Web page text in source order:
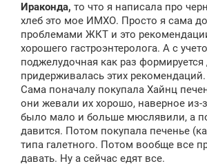
Ираконда, то что я написала про
хлеб это мое ИМХО. Просто я сама
проблемами ЖКТ и это
хорошего гастроэнтеролога. А с
поджелудочная как раз формируется
придерживалась этих рекомендаций.
Сама поначалу покупала Хайнц
они жевали их хорошо, наверное из-
было мало и больше мюслявили, а
давится. Потом покупала печенье
типа галетного. Потом вообще все
давать. Ну а сейчас едят все.